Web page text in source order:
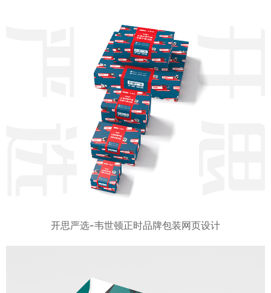
开思严选-韦世顿正时品牌包装网页设计